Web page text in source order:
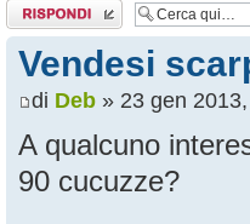
Rispondi al
messaggio
Vendesi
di Deb » 23 gen
A qualcuno
90 cucuzze?